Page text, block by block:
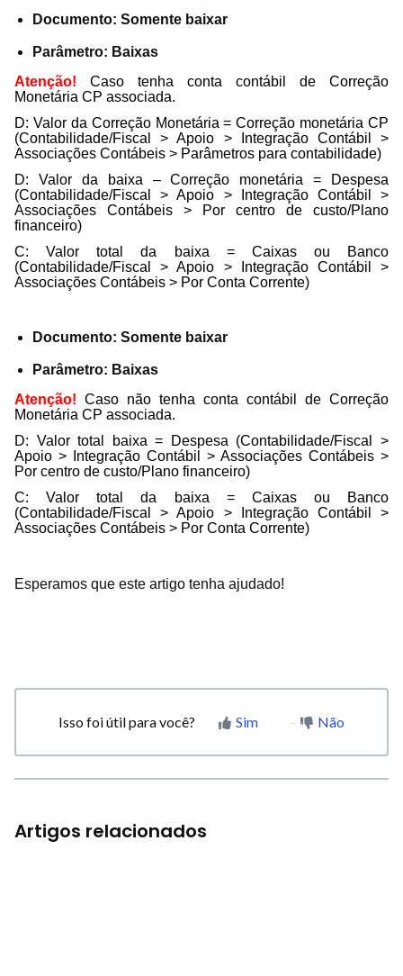
Documento: Somente baixar
Parâmetro: Baixas
Atenção! Caso tenha conta contábil de Correção
Monetária CP associada.
D: Valor da Correção Monetária = Correção monetária CP
(Contabilidade/Fiscal > Apoio > Integração Contábil >
Associações Contábeis > Parâmetros para contabilidade)
D: Valor da baixa – Correção monetária = Despesa
(Contabilidade/Fiscal > Apoio > Integração Contábil >
Associações Contábeis > Por centro de custo/Plano
financeiro)
C: Valor total da baixa = Caixas ou Banco
(Contabilidade/Fiscal > Apoio > Integração Contábil >
Associações Contábeis > Por Conta Corrente)
Documento: Somente baixar
Parâmetro: Baixas
Atenção! Caso não tenha conta contábil de Correção
Monetária CP associada.
D: Valor total baixa = Despesa (Contabilidade/Fiscal >
Apoio > Integração Contábil > Associações Contábeis >
Por centro de custo/Plano financeiro)
C: Valor total da baixa = Caixas ou Banco
(Contabilidade/Fiscal > Apoio > Integração Contábil >
Associações Contábeis > Por Conta Corrente)
Esperamos que este artigo tenha ajudado!
Isso foi útil para você? Sim Não
Artigos relacionados